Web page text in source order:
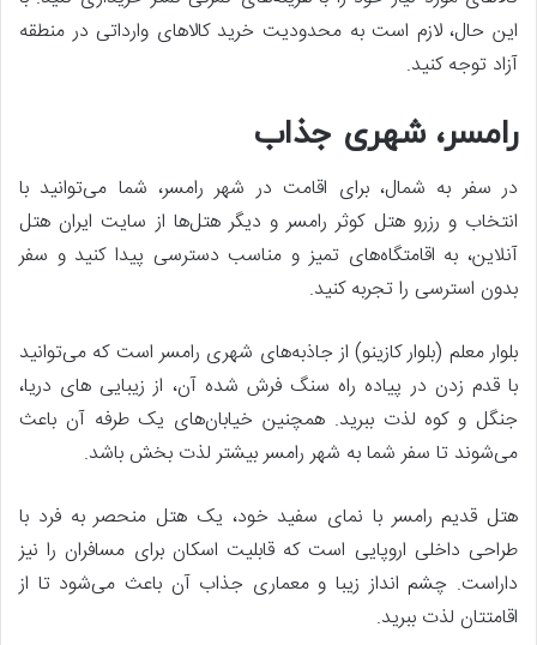
این حال، لازم است به محدودیت خرید کالاهای وارداتی در منطقه
آزاد توجه کنید.
رامسر، شهری جذاب
در سفر به شمال، برای اقامت در شهر رامسر، شما می‌توانید با
انتخاب و رزرو هتل کوثر رامسر و دیگر هتل‌ها از سایت ایران هتل
آنلاین، به اقامتگاه‌های تمیز و مناسب دسترسی پیدا کنید و سفر
بدون استرسی را تجربه کنید.
بلوار معلم (بلوار کازینو) از جاذبه‌های شهری رامسر است که می‌توانید
با قدم زدن در پیاده راه سنگ فرش شده آن، از زیبایی های دریا،
جنگل و کوه لذت ببرید. همچنین خیابان‌های یک طرفه آن باعث
می‌شوند تا سفر شما به شهر رامسر بیشتر لذت بخش باشد.
هتل قدیم رامسر با نمای سفید خود، یک هتل منحصر به فرد با
طراحی داخلی اروپایی است که قابلیت اسکان برای مسافران را نیز
داراست. چشم انداز زیبا و معماری جذاب آن باعث می‌شود تا از
اقامتتان لذت ببرید.